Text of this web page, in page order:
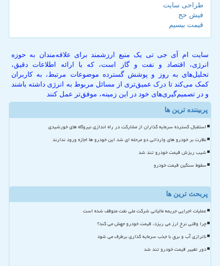
طراحی سایت
فیش حج
قیمت بیسیم
سایت ام آی جی تی یک منبع ارزشمند برای علاقه‌مندان به حوزه
انرژی، اقتصاد و نفت و گاز است، که با ارائه اطلاعات دقیق،
تحلیل‌های به روز و پوشش گسترده موضوعات مرتبط، به کاربران
کمک می‌کند تا درک عمیق‌تری از مسائل مربوط به انرژی داشته باشند
و در تصمیم‌گیری‌های خود در این زمینه، موفق‌تر عمل کنند
پربیننده ترین ها
استقبال گسترده سرمایه گذاران از مشارکت در راه اندازی نیروگاه های خورشیدی
نظارت بر خودرو های وارداتی دو مرحله ای شد این خودرو ها اجازه ورود ندارند
شیب ریزش قیمت خودرو تند شد
سقوط سنگین قیمت خودرو
پربحث ترین ها
عملیات اجرایی جریمه مالیاتی شرکت ملی نفت متوقف شده است
چرا وقتی نرخ ارز می ریزد، قیمت خودرو جهش می کند؟
ناترازی آب و برق با جذب سرمایه گذاری برطرف می شود
دور تغییر قیمت خودرو تند شد